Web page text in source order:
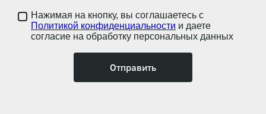
Нажимая на кнопку, вы соглашаетесь с
Политикой конфиденциальности и даете
согласие на обработку персональных данных